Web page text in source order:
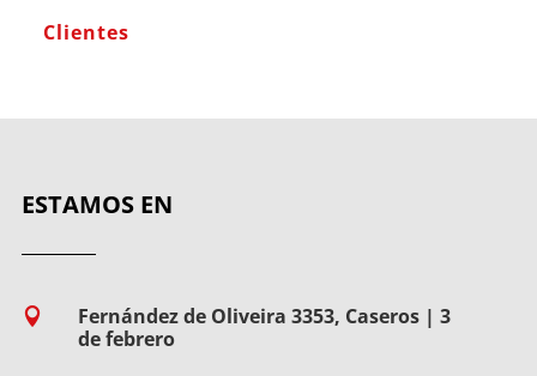
Clientes
ESTAMOS EN

Fernández de Oliveira 3353, Caseros | 3
de febrero